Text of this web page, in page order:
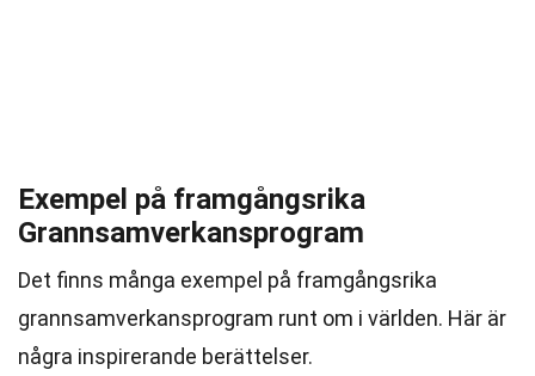
Exempel på framgångsrika
Grannsamverkansprogram
Det finns många exempel på framgångsrika
grannsamverkansprogram runt om i världen. Här är
några inspirerande berättelser.